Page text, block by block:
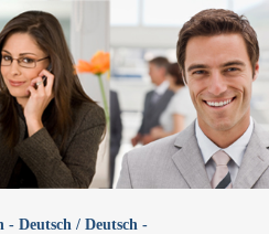
- Deutsch / Deutsch -